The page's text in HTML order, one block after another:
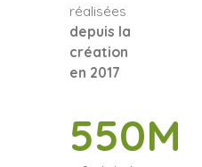
réalisées
depuis la
création
en 2017
550M